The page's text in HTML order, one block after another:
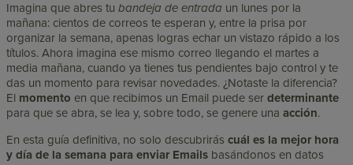
Imagina que abres tubandeja de entrada un lunes por la
mañana: cientos de correos te esperan y, entre la prisa por
organizar la semana, apenas logras echar un vistazo rápido a los
títulos. Ahora imagina ese mismo correo llegando el martes a
media mañana, cuando ya tienes tus pendientes bajo control y te
das un momento para revisar novedades. ¿Notaste la diferencia?
El momento en que recibimos un Email puede serdeterminante
para que se abra, se lea y, sobre todo, se genere unaacción.
En esta guía definitiva, no solo descubriráscuál es la mejor hora
y día de la semana para enviar Emails basándonos en datos